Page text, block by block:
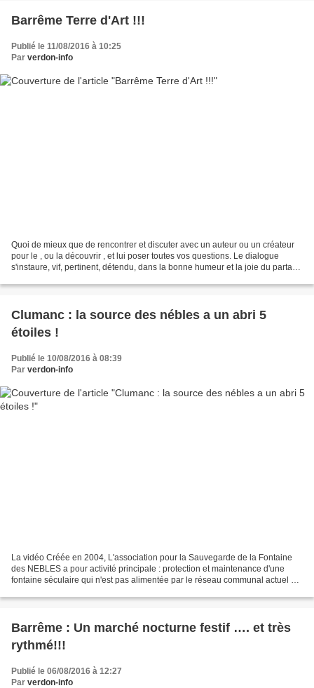
Barrême Terre d'Art !!!
Publié le 11/08/2016 à 10:25
Par verdon-info
Quoi de mieux que de rencontrer et discuter avec un auteur ou un créateur
pour le , ou la découvrir , et lui poser toutes vos questions. Le dialogue
s'instaure, vif, pertinent, détendu, dans la bonne humeur et la joie du partage
Clumanc : la source des nébles a un abri 5
étoiles !
Publié le 10/08/2016 à 08:39
Par verdon-info
La vidéo Créée en 2004, L'association pour la Sauvegarde de la Fontaine
des NEBLES a pour activité principale : protection et maintenance d'une
fontaine séculaire qui n'est pas alimentée par le réseau communal actuel et
Barrême : Un marché nocturne festif …. et très
rythmé!!!
Publié le 06/08/2016 à 12:27
Par verdon-info